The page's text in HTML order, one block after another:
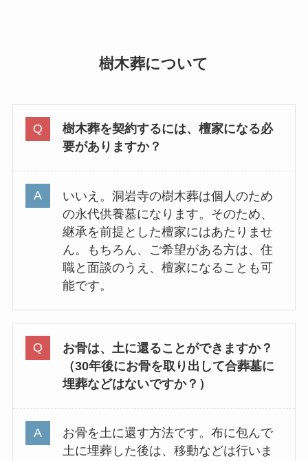
樹木葬について
樹木葬を契約するには、檀家になる必
要がありますか？
いいえ。洞岩寺の樹木葬は個人のため
の永代供養墓になります。そのため、
継承を前提とした檀家にはあたりませ
ん。もちろん、ご希望がある方は、住
職と面談のうえ、檀家になることも可
能です。
お骨は、土に還ることができますか？
（30年後にお骨を取り出して合葬墓に
埋葬などはないですか？）
お骨を土に還す方法です。布に包んで
土に埋葬した後は、移動などは行いま